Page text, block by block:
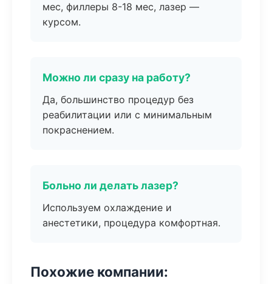
мес, филлеры 8-18 мес, лазер —
курсом.
Можно ли сразу на работу?
Да, большинство процедур без
реабилитации или с минимальным
покраснением.
Больно ли делать лазер?
Используем охлаждение и
анестетики, процедура комфортная.
Похожие компании: